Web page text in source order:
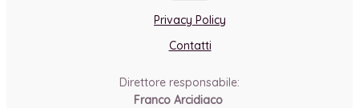
Privacy Policy
Contatti
Direttore responsabile:
Franco Arcidiaco